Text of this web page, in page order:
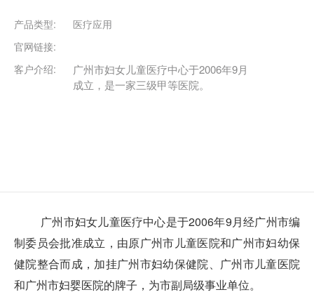
产品类型:
医疗应用
官网链接:
客户介绍:
广州市妇女儿童医疗中心于2006年9月
成立，是一家三级甲等医院。
广州市妇女儿童医疗中心是于2006年9月经广州市编
制委员会批准成立，由原广州市儿童医院和广州市妇幼保
健院整合而成，加挂广州市妇幼保健院、广州市儿童医院
和广州市妇婴医院的牌子，为市副局级事业单位。